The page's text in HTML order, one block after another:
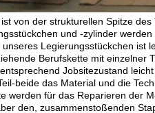
von der strukturellen Spitze
und -zylinder
unseres Legierungsstückchen ist
Berufskette mit einzelner
Jobsitezustand
beide das Material und die
werden für das Reparieren der
den, zusammenstoßenden